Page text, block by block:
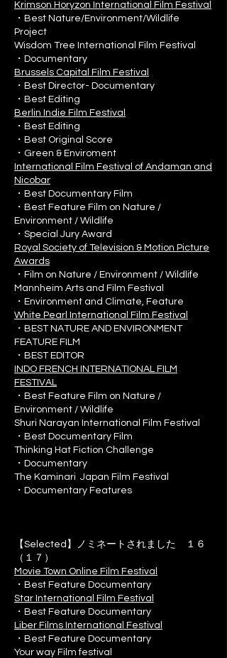
Krimson Horyzon International Film Festival
・Best Nature/Environment/Wildlife
Project
Wisdom Tree International Film Festival
・Documentary
Brussels Capital Film Festival
・Best Director- Documentary
・Best Editing
Berlin Indie Film Festival
・Best Editing
・Best Original Score
・Green & Enviroment
International Film Festival of Andaman and
Nicobar
・Best Documentary Film
・Best Feature Film on Nature /
Environment / Wildlife
・Special Jury Award
Royal Society of Television & Motion Picture
Awards
・Film on Nature / Environment / Wildlife
Mannheim Arts and Film Festival
・Environment and Climate, Feature
White Pearl International Film Festival
・BEST NATURE AND ENVIRONMENT
FEATURE FILM
・BEST EDITOR
INDO FRENCH INTERNATIONAL FILM
FESTIVAL
・Best Feature Film on Nature /
Environment / Wildlife
Shuri Narayan International Film Festival
・Best Documentary Film
Thinking Hat Fiction Challenge
・Documentary
The Kaminari Japan Film Festival
・Documentary Features
【Selected】ノミネートされました １６
（１７）
Movie Town Online Film Festival
・Best Feature Documentary
Star International Film Festival
・Best Feature Documentary
Liber Films International Festival
・Best Feature Documentary
Your way Film festival